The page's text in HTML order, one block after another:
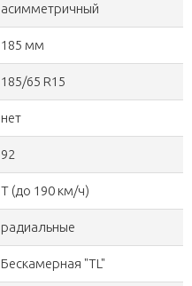
асимметричный
185 мм
185/65 R15
нет
92
T (до 190 км/ч)
радиальные
Бескамерная "TL"